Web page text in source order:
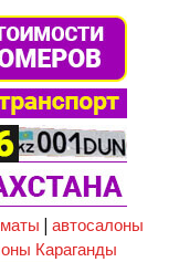
|автосалоны
Караганды